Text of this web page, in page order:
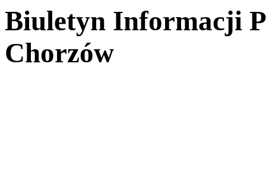
Biuletyn Informacji
Chorzów